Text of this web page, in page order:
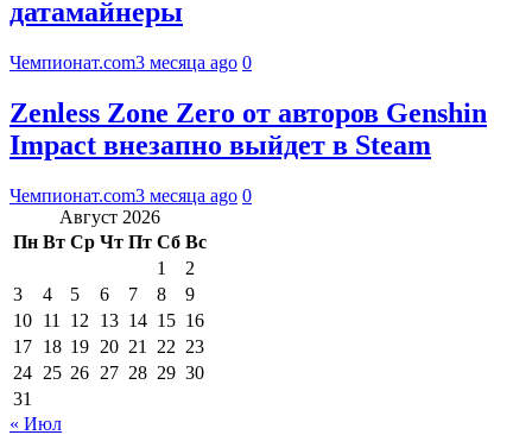
датамайнеры
Чемпионат.com3 месяца ago 0
Zenless Zone Zero от авторов Genshin
Impact внезапно выйдет в Steam
Чемпионат.com3 месяца ago 0
Август 2026
Пн Вт Ср Чт Пт Сб Вс
1
2
3
4 5 6 7 8
9
10 11 12 13 14 15 16
17 18 19 20 21 22 23
24 25 26 27 28 29 30
31
« Июл